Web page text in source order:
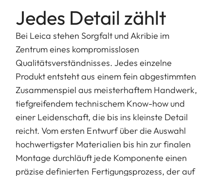
Jedes Detail zählt
Bei Leica stehen Sorgfalt und Akribie im
Zentrum eines kompromisslosen
Qualitätsverständnisses. Jedes einzelne
Produkt entsteht aus einem fein abgestimmten
Zusammenspiel aus meisterhaftem Handwerk,
tiefgreifendem technischem Know-how und
einer Leidenschaft, die bis ins kleinste Detail
reicht. Vom ersten Entwurf über die Auswahl
hochwertigster Materialien bis hin zur finalen
Montage durchläuft jede Komponente einen
präzise definierten Fertigungsprozess, der auf